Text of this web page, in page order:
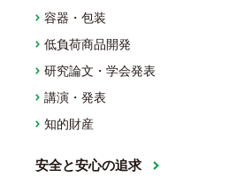
容器・包装
低負荷商品開発
研究論文・学会発表
講演・発表
知的財産
安全と安心の追求